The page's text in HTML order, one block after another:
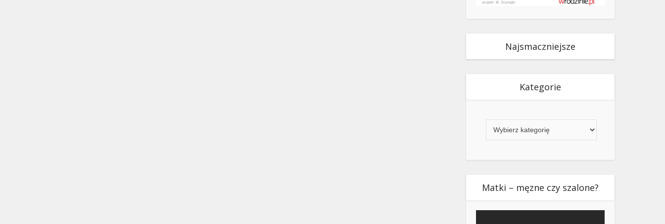
Najsmaczniejsze
Kategorie
Matki – męzne czy szalone?